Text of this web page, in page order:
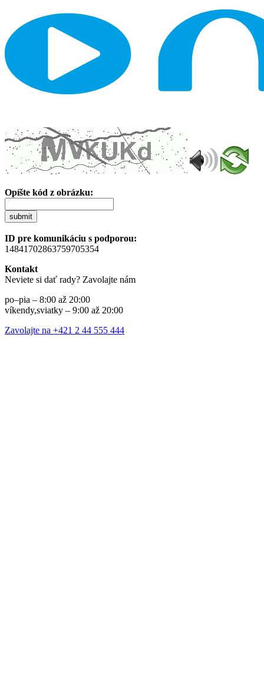
Opíšte kód z obrázku:
submit
ID pre komunikáciu s podporou:
14841702863759705354
Kontakt
Neviete si dať rady? Zavolajte nám
po–pia – 8:00 až 20:00
víkendy,sviatky – 9:00 až 20:00
Zavolajte na +421 2 44 555 444